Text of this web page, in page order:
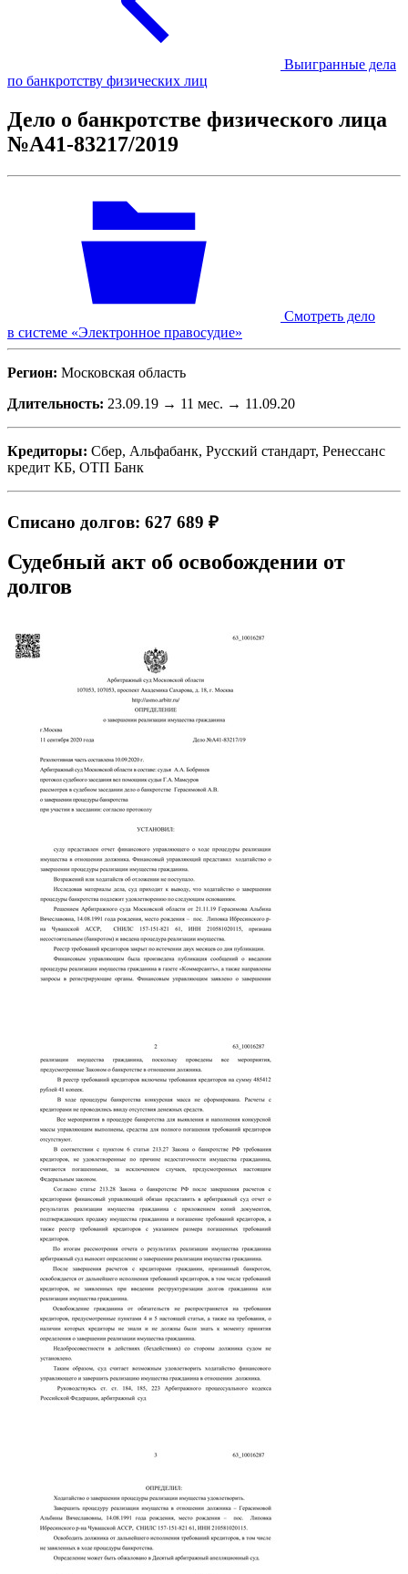
Выигранные дела
по банкротству физических лиц
Дело о банкротстве физического лица
№А41-83217/2019
Смотреть дело
в системе «Электронное правосудие»
Регион: Московская область
Длительность: 23.09.19 → 11 мес. → 11.09.20
Кредиторы: Сбер, Альфабанк, Русский стандарт, Ренессанс
кредит КБ, ОТП Банк
Списано долгов: 627 689 ₽
Судебный акт об освобождении от
долгов